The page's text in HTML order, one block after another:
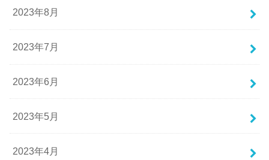
2023年8月
2023年7月
2023年6月
2023年5月
2023年4月